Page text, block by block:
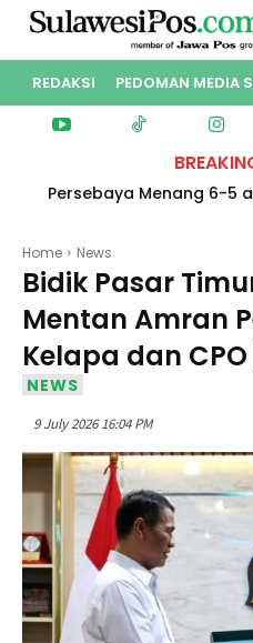
REDAKSI PEDOMAN MEDIA
Persebaya Menang 6-5
Juara Piala
Home News
Bidik Pasar
Mentan Amran
Kelapa dan
NEWS
9 July 2026 16:04 PM